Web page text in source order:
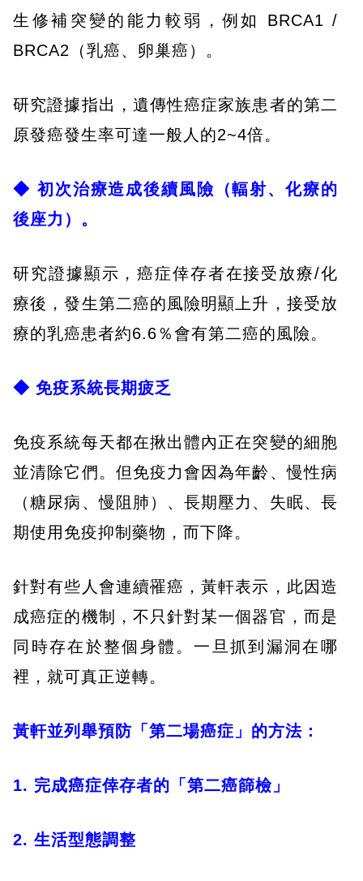
生修補突變的能力較弱，例如 BRCA1 /
BRCA2（乳癌、卵巢癌）。
研究證據指出，遺傳性癌症家族患者的第二
原發癌發生率可達一般人的2~4倍。
◆ 初次治療造成後續風險（輻射、化療的
後座力）。
研究證據顯示，癌症倖存者在接受放療/化
療後，發生第二癌的風險明顯上升，接受放
療的乳癌患者約6.6％會有第二癌的風險。
◆ 免疫系統長期疲乏
免疫系統每天都在揪出體內正在突變的細胞
並清除它們。但免疫力會因為年齡、慢性病
（糖尿病、慢阻肺）、長期壓力、失眠、長
期使用免疫抑制藥物，而下降。
針對有些人會連續罹癌，黃軒表示，此因造
成癌症的機制，不只針對某一個器官，而是
同時存在於整個身體。一旦抓到漏洞在哪
裡，就可真正逆轉。
黃軒並列舉預防「第二場癌症」的方法：
1. 完成癌症倖存者的「第二癌篩檢」
2. 生活型態調整